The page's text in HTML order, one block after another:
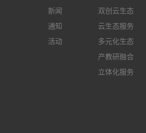
新闻
通知
活动
双创云生态
云生态服务
多元化生态
产教研融合
立体化服务